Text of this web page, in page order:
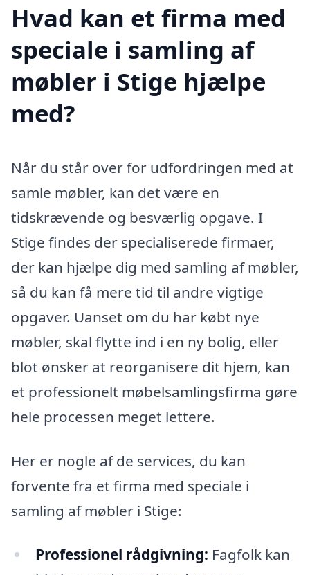
Hvad kan et firma med
speciale i samling af
møbler i Stige hjælpe
med?
Når du står over for udfordringen med at
samle møbler, kan det være en
tidskrævende og besværlig opgave. I
Stige findes der specialiserede firmaer,
der kan hjælpe dig med samling af møbler,
så du kan få mere tid til andre vigtige
opgaver. Uanset om du har købt nye
møbler, skal flytte ind i en ny bolig, eller
blot ønsker at reorganisere dit hjem, kan
et professionelt møbelsamlingsfirma gøre
hele processen meget lettere.
Her er nogle af de services, du kan
forvente fra et firma med speciale i
samling af møbler i Stige:
Professionel rådgivning: Fagfolk kan